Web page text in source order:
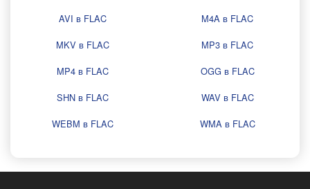
AVI в FLAC
M4A в FLAC
MKV в FLAC
MP3 в FLAC
MP4 в FLAC
OGG в FLAC
SHN в FLAC
WAV в FLAC
WEBM в FLAC
WMA в FLAC